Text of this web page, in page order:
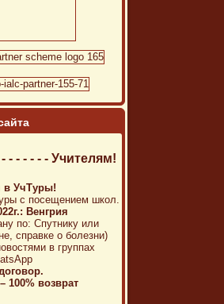
- - - - - - - Учителям!
в УчТуры!
с посещением школ.
Венгрия
по: Спутнику или
справке о болезни)
в группах
100% возврат